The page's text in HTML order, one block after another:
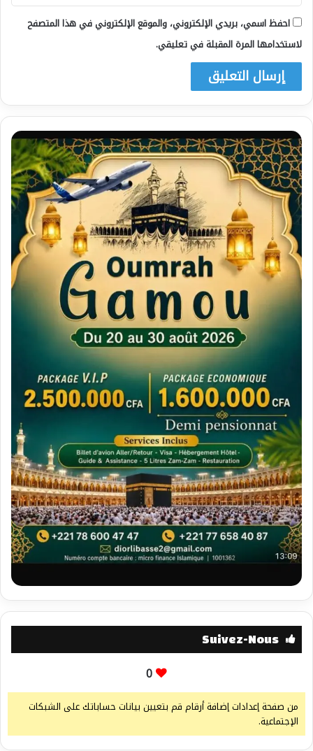
احفظ اسمي، بريدي الإلكتروني، والموقع الإلكتروني في هذا المتصفح
لاستخدامها المرة المقبلة في تعليقي.
Suivez-Nous
0
من صفحة إعدادات إضافة أرقام قم بتعيين بيانات حساباتك على الشبكات
الإجتماعية.